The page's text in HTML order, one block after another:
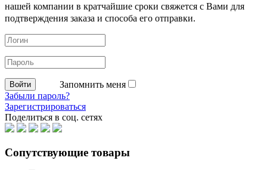
нашей компании в кратчайшие сроки свяжется с Вами для
подтверждения заказа и способа его отправки.
Запомнить меня
Забыли пароль?
Зарегистрироваться
Поделиться в соц. сетях
Сопутствующие товары